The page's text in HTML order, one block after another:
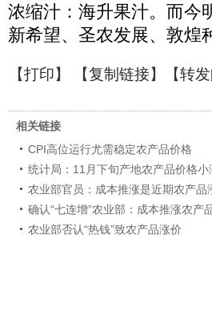
浓缩汁：海升果汁。而今
新希望、圣农发展、敦煌
【打印】 【复制链接】【转
相关链接
CPI高位运行尤需稳定农产品价格
统计局：11月下旬产地农产品价格小
农业部官员：成本推涨是近期农产品
确认“七连增”农业部：成本推涨农产
农业部否认“热钱”致农产品涨价